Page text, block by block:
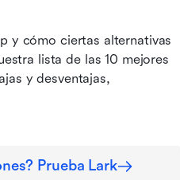
y cómo ciertas alternativas
lista de las 10 mejores
y desventajas,
Prueba Lark